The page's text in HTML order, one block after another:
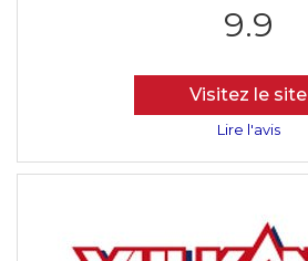
9.9
Visitez le site
Lire l'avis